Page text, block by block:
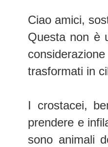
Ciao amici,
Questa non è
trasformati in
I crostacei,
prendere e
sono animali